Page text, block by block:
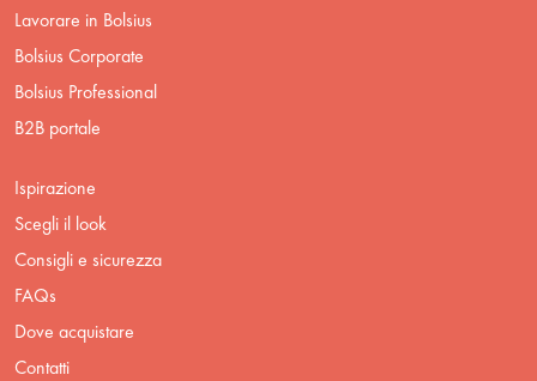
Lavorare in Bolsius
Bolsius Corporate
Bolsius Professional
B2B portale
Ispirazione
Scegli il look
Consigli e sicurezza
FAQs
Dove acquistare
Contatti